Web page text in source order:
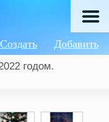
Добавить
Создать
годом.